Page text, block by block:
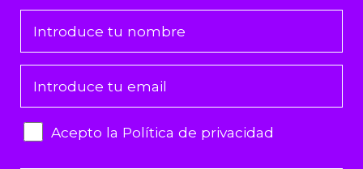
Acepto la Política de privacidad